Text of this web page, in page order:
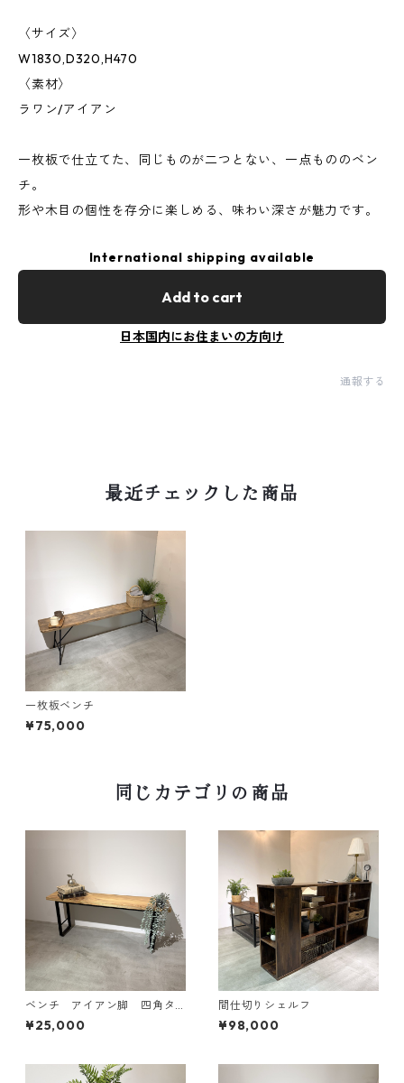
〈サイズ〉
W1830,D320,H470
〈素材〉
ラワン/アイアン
一枚板で仕立てた、同じものが二つとない、一点もののベン
チ。
形や木目の個性を存分に楽しめる、味わい深さが魅力です。
International shipping available
Add to cart
日本国内にお住まいの方向け
通報する
最近チェックした商品
一枚板ベンチ
¥75,000
同じカテゴリの商品
ベンチ アイアン脚 四角タ
イプ
¥25,000
間仕切りシェルフ
¥98,000